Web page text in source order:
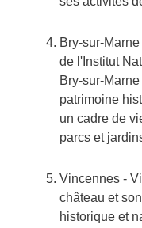
Bry-sur-Marne
de l'Institut
Bry-sur-
patrimoine
un cadre de
parcs et
Vincennes-
château et
historique et